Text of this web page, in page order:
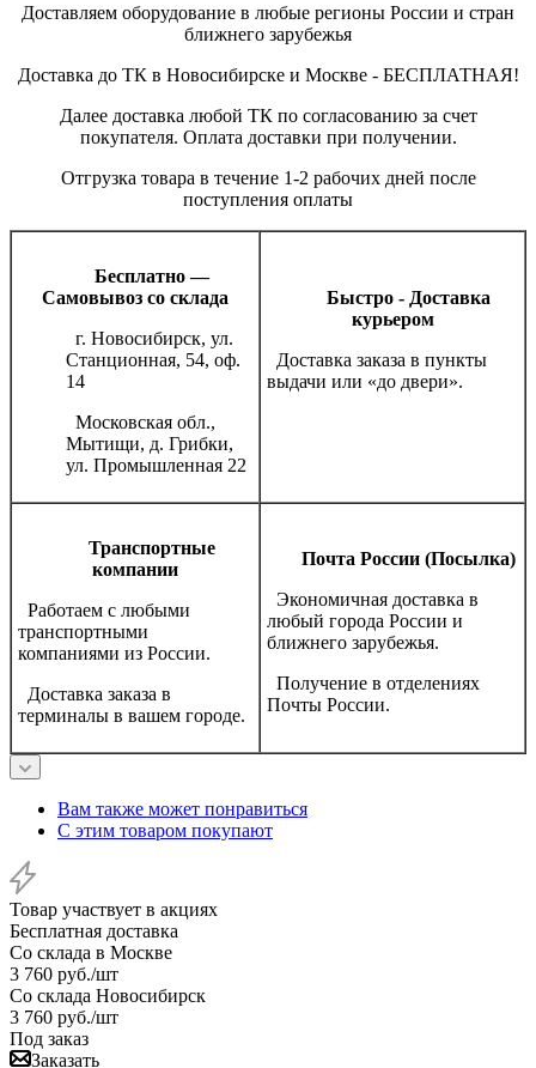
Доставляем оборудование в любые регионы России и стран
ближнего зарубежья
Доставка до ТК в Новосибирске и Москве - БЕСПЛАТНАЯ!
Далее доставка любой ТК по согласованию за счет
покупателя. Оплата доставки при получении.
Отгрузка товара в течение 1-2 рабочих дней после
поступления оплаты
Бесплатно —
Самовывоз со склада
г. Новосибирск, ул.
Станционная, 54, оф.
14
Московская обл.,
Мытищи, д. Грибки,
ул. Промышленная 22
Быстро - Доставка
курьером
Доставка заказа в пункты
выдачи или «до двери».
Транспортные
компании
Работаем с любыми
транспортными
компаниями из России.
Доставка заказа в
терминалы в вашем городе.
Почта России (Посылка)
Экономичная доставка в
любый города России и
ближнего зарубежья.
Получение в отделениях
Почты России.
Вам также может понравиться
С этим товаром покупают
Товар участвует в акциях
Бесплатная доставка
Со склада в Москве
3 760 руб./шт
Со склада Новосибирск
3 760 руб./шт
Под заказ
Заказать